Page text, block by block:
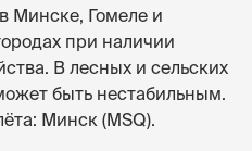
Минске, Гомеле и
при наличии
В лесных и сельских
быть нестабильным.
Минск (MSQ).